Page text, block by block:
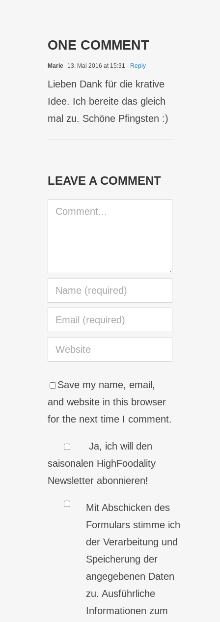
ONE COMMENT
Marie 13. Mai 2016 at 15:31 - Reply
Lieben Dank für die krative
Idee. Ich bereite das gleich
mal zu. Schöne Pfingsten :)
LEAVE A COMMENT
Comment
Save my name, email,
and website in this browser
for the next time I comment.
Ja, ich will den
saisonalen HighFoodality
Newsletter abonnieren!
Mit Abschicken des
Formulars stimme ich
der Verarbeitung und
Speicherung der
angegebenen Daten
zu. Ausführliche
Informationen zum